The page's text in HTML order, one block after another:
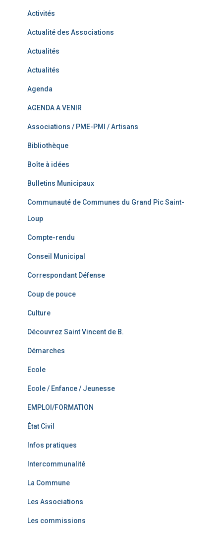
Activités
Actualité des Associations
Actualités
Actualités
Agenda
AGENDA A VENIR
Associations / PME-PMI / Artisans
Bibliothèque
Boîte à idées
Bulletins Municipaux
Communauté de Communes du Grand Pic Saint-
Loup
Compte-rendu
Conseil Municipal
Correspondant Défense
Coup de pouce
Culture
Découvrez Saint Vincent de B.
Démarches
Ecole
Ecole / Enfance / Jeunesse
EMPLOI/FORMATION
État Civil
Infos pratiques
Intercommunalité
La Commune
Les Associations
Les commissions